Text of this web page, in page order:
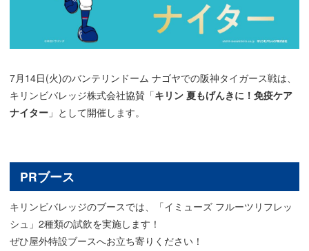
7月14日(火)のバンテリンドーム ナゴヤでの阪神タイガース戦は、
キリンビバレッジ株式会社協賛「キリン 夏もげんきに！免疫ケア
ナイター 」として開催します。
PRブース
キリンビバレッジのブースでは、「イミューズ フルーツリフレッ
シュ」2種類の試飲を実施します！
ぜひ屋外特設ブースへお立ち寄りください！